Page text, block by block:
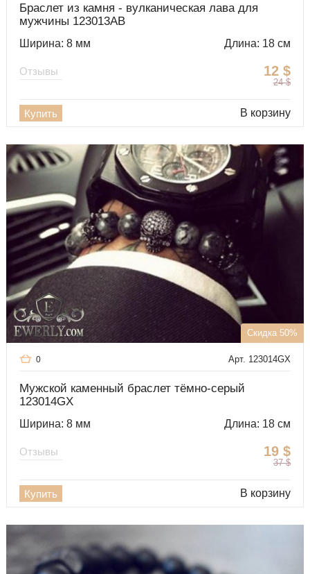
Браслет из камня - вулканическая лава для
мужчины 123013AB
Ширина: 8 мм Длина: 18 см
12 $
24 $
Отзывы
Купить В корзину
Скидка 50%
Арт. 123014GX
0
Мужской каменный браслет тёмно-серый
123014GX
Ширина: 8 мм Длина: 18 см
19 $
37 $
Отзывы
Купить В корзину